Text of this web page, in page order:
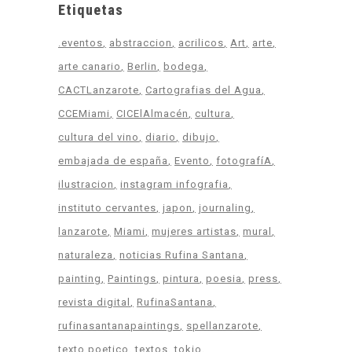
Etiquetas
.eventos abstraccion acrilicos Art
arte
arte canario
Berlin
bodega
CACTLanzarote
Cartografias del Agua
CCEMiami
CICElAlmacén
cultura
cultura del vino
diario
dibujo
embajada de españa
Evento
fotografíA
ilustracion
instagram infografia
instituto cervantes japon
journaling
lanzarote Miami mujeres artistas mural
naturaleza
noticias Rufina Santana
painting
Paintings pintura poesia
press
revista digital
RufinaSantana
rufinasantanapaintings
spellanzarote
texto poetico
textos tokio